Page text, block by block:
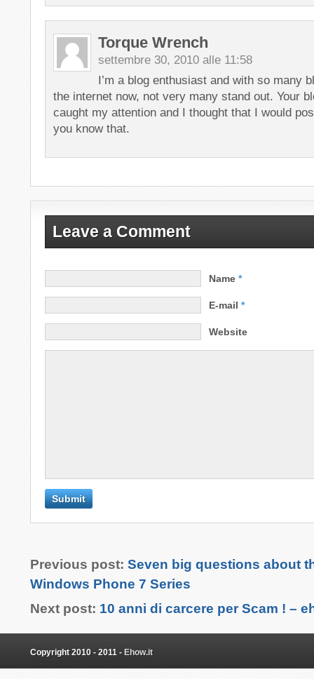
Torque Wrench
settembre 30, 2010 alle 11:58
I’m a blog enthusiast and with so many
the internet now, not very many stand out. Your
caught my attention and I thought that I would
you know that.
Leave a Comment
Name *
E-mail *
Website
Previous post: Seven big questions about
Windows Phone 7 Series
Next post: 10 anni di carcere per Scam ! –
Copyright 2010 - 2011 - Ehow.it